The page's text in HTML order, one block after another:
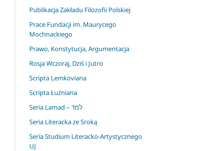
Publikacja Zakładu Filozofii Polskiej
Prace Fundacji im. Maurycego
Mochnackiego
Prawo, Konstytucja, Argumentacja
Rosja Wczoraj, Dziś i Jutro
Scripta Lemkoviana
Scripta Łużniana
Seria Lamad – למד
Seria Literacka ze Sroką
Seria Studium Literacko-Artystycznego
UJ